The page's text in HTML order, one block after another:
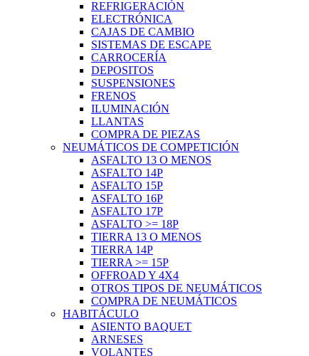
REFRIGERACIÓN
ELECTRÓNICA
CAJAS DE CAMBIO
SISTEMAS DE ESCAPE
CARROCERÍA
DEPOSITOS
SUSPENSIONES
FRENOS
ILUMINACIÓN
LLANTAS
COMPRA DE PIEZAS
NEUMÁTICOS DE COMPETICIÓN
ASFALTO 13 O MENOS
ASFALTO 14P
ASFALTO 15P
ASFALTO 16P
ASFALTO 17P
ASFALTO >= 18P
TIERRA 13 O MENOS
TIERRA 14P
TIERRA >= 15P
OFFROAD Y 4X4
OTROS TIPOS DE NEUMÁTICOS
COMPRA DE NEUMÁTICOS
HABITÁCULO
ASIENTO BAQUET
ARNESES
VOLANTES